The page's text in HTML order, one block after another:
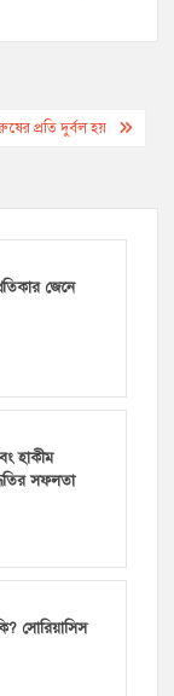
প্রতি দুর্বল হয়
জেনে
হাকীম
সফলতা
সোরিয়াসিস